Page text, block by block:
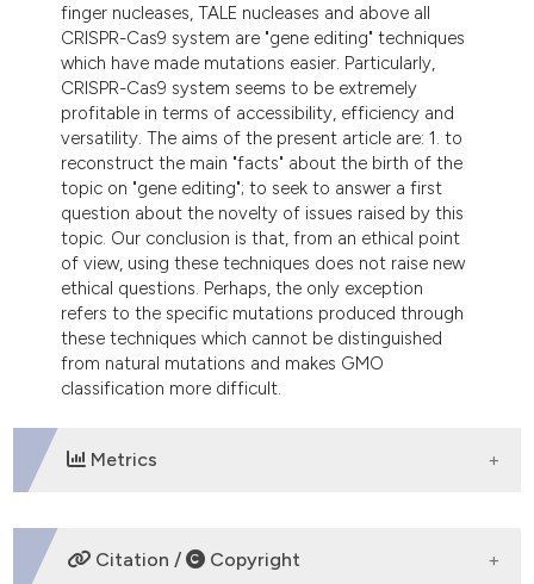
finger nucleases, TALE nucleases and above all
CRISPR-Cas9 system are "gene editing" techniques
which have made mutations easier. Particularly,
CRISPR-Cas9 system seems to be extremely
profitable in terms of accessibility, efficiency and
versatility. The aims of the present article are: 1. to
reconstruct the main "facts" about the birth of the
topic on "gene editing"; to seek to answer a first
question about the novelty of issues raised by this
topic. Our conclusion is that, from an ethical point
of view, using these techniques does not raise new
ethical questions. Perhaps, the only exception
refers to the specific mutations produced through
these techniques which cannot be distinguished
from natural mutations and makes GMO
classification more difficult.
Metrics
DOWNLOADS
Citation / Copyright